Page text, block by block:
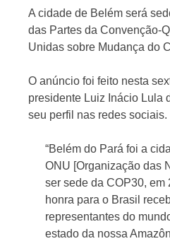
A cidade de Belém será
das Partes da Convenção-
Unidas sobre Mudança do
O anúncio foi feito nesta
presidente Luiz Inácio Lula
seu perfil nas redes sociais.
“Belém do Pará foi a
ONU [Organização das
ser sede da COP30, em
honra para o Brasil
representantes do
estado da nossa